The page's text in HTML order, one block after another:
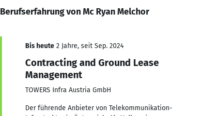
Berufserfahrung von Mc Ryan Melchor
Bis heute 2 Jahre, seit Sep. 2024
Contracting and Ground Lease
Management
TOWERS Infra Austria GmbH
Der führende Anbieter von Telekommunikation-